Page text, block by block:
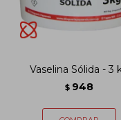
Vaselina Sólida - 3
$ 948